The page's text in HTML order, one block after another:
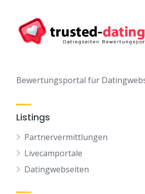
Bewertungsportal für
Listings
Partnervermittlungen
Livecamportale
Datingwebseiten